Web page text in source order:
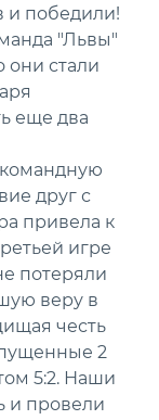
и победили!
"Львы"
они стали
еще два
друг с
привела к
игре
потеряли
веру в
честь
2
5:2. Наши
и провели